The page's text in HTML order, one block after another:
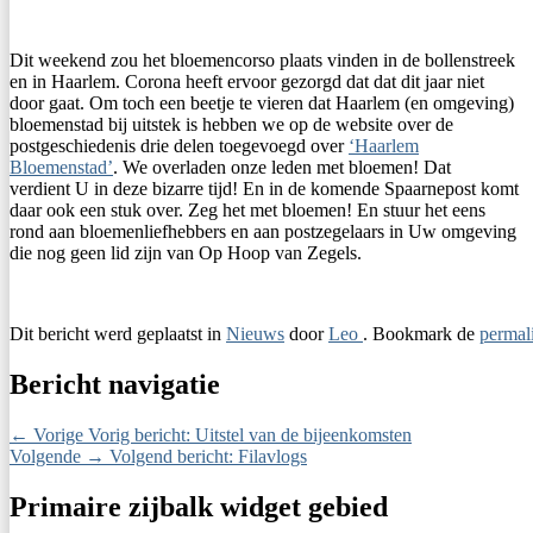
Dit weekend zou het bloemencorso plaats vinden in de bollenstreek
en in Haarlem. Corona heeft ervoor gezorgd dat dat dit jaar niet
door gaat. Om toch een beetje te vieren dat Haarlem (en omgeving)
bloemenstad bij uitstek is hebben we op de website over de
postgeschiedenis drie delen toegevoegd over ‘Haarlem
Bloemenstad’. We overladen onze leden met bloemen! Dat
verdient U in deze bizarre tijd! En in de komende Spaarnepost komt
daar ook een stuk over. Zeg het met bloemen! En stuur het eens
rond aan bloemenliefhebbers en aan postzegelaars in Uw omgeving
die nog geen lid zijn van Op Hoop van Zegels.
Dit bericht werd geplaatst in Nieuws doorLeo . Bookmark de
Bericht navigatie
← Vorige Vorig bericht: Uitstel van de bijeenkomsten
Volgende → Volgend bericht: Filavlogs
Primaire zijbalk widget gebied